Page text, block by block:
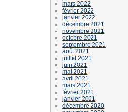
mars 2022
février 2022
janvier 2022
décembre 2021
novembre 2021
octobre 2021
septembre 2021
août 2021
juillet 2021
juin 2021
mai 2021
avril 2021
mars 2021
février 2021
janvier 2021
décembre 2020